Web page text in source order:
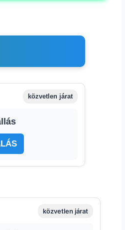
közvetlen járat
közvetlen járat